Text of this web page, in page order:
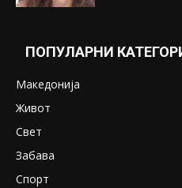
ПОПУЛАРНИ
Македонија
Живот
Свет
Забава
Спорт